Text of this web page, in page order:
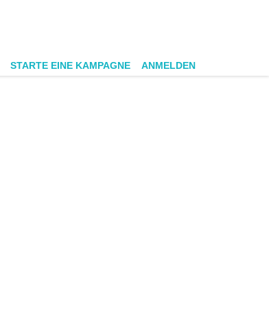
STARTE EINE KAMPAGNE ANMELDEN